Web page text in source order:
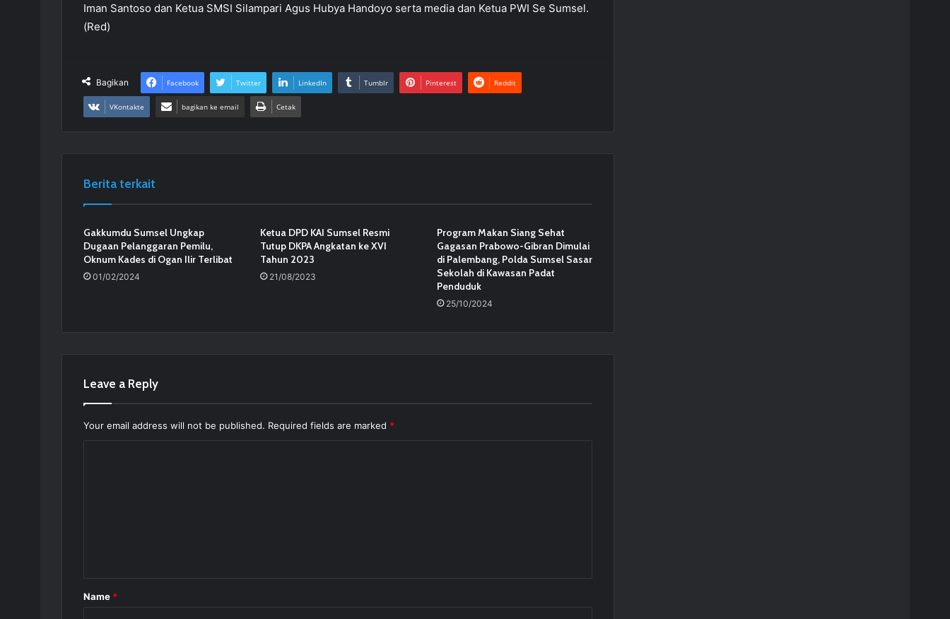
Iman Santoso dan Ketua SMSI Silampari Agus Hubya Handoyo serta media dan Ketua PWI Se Sumsel.
(Red)
Bagikan Facebook Twitter LinkedIn Tumblr Pinterest Reddit
VKontakte bagikan ke email Cetak
Berita terkait
Gakkumdu Sumsel Ungkap
Dugaan Pelanggaran Pemilu,
Oknum Kades di Ogan Ilir Terlibat
01/02/2024
Ketua DPD KAI Sumsel Resmi
Tutup DKPA Angkatan ke XVI
Tahun 2023
21/08/2023
Program Makan Siang Sehat
Gagasan Prabowo-Gibran Dimulai
di Palembang, Polda Sumsel Sasar
Sekolah di Kawasan Padat
Penduduk
25/10/2024
Leave a Reply
Your email address will not be published. Required fields are marked *
*
Name *